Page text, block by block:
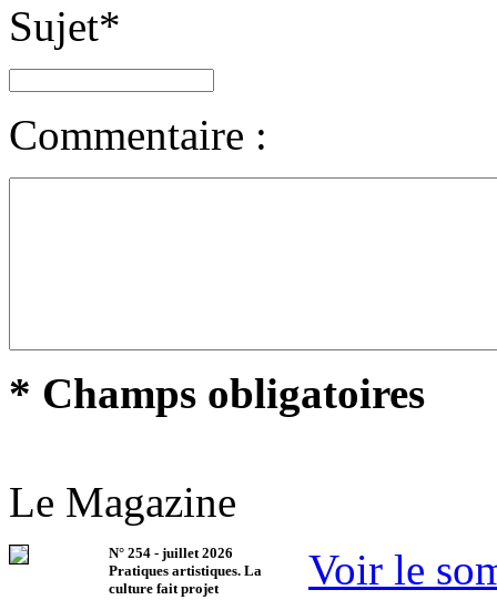
Sujet*
Commentaire :
* Champs obligatoires
Le Magazine
N° 254 - juillet 2026
Pratiques artistiques. La
culture fait projet
Voir le